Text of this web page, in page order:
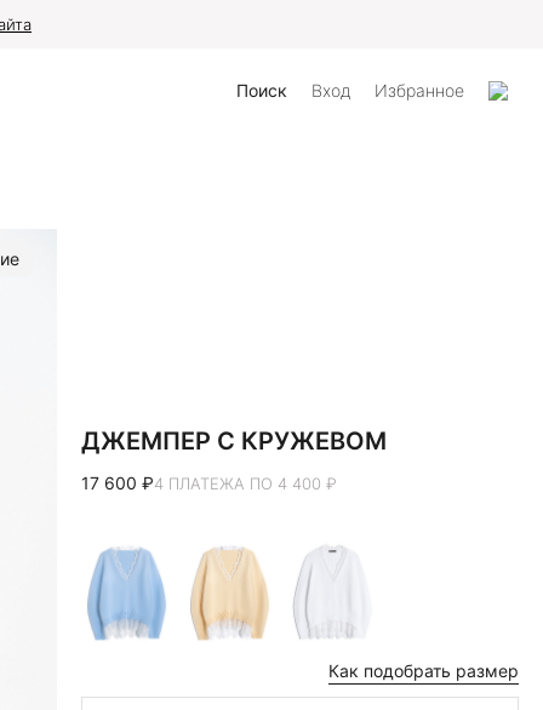
Поиск Вход Избранное
ДЖЕМПЕР С КРУЖЕВОМ
17 600 ₽4 ПЛАТЕЖА ПО 4 400 ₽
Как подобрать размер